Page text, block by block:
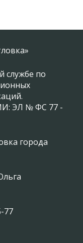
службе по
ЭЛ № ФС 77 -
города
77